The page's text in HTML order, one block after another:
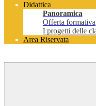
Didattica
Panoramica
Offerta formativa
I progetti delle
Area Riservata